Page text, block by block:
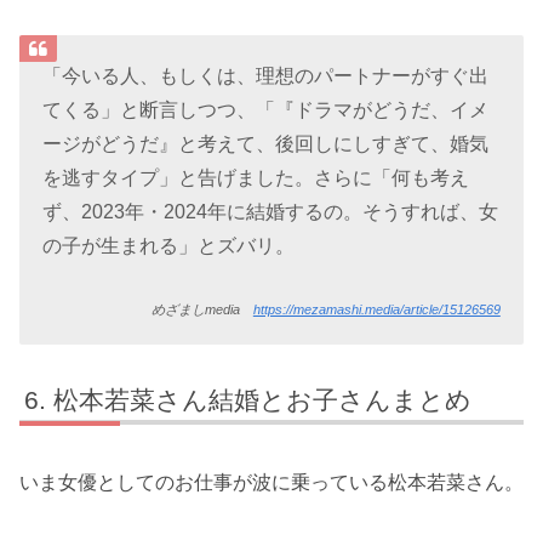
「今いる人、もしくは、理想のパートナーがすぐ出
てくる」と断言しつつ、「『ドラマがどうだ、イメ
ージがどうだ』と考えて、後回しにしすぎて、婚気
を逃すタイプ」と告げました。さらに「何も考え
ず、2023年・2024年に結婚するの。そうすれば、女
の子が生まれる」とズバリ。
めざましmedia https://mezamashi.media/article/15126569
松本若菜さん結婚とお子さんまとめ
いま女優としてのお仕事が波に乗っている松本若菜さん。